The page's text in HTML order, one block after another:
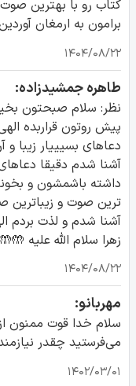
کتاب رو با بهترین صوت
برامون به ارمغان
۱۴۰۴/۰۸/۲۲
طاهره جمشیدزاده:
نظر: سلام صبحتون
پیش روتون قراربده
دعاهای بسیییار زیبا
آشنا شدم دقیقا
داشته باشمشون و
ترین صوت و زیباترین
آشنا شدم و لذت بردم
زهرا سلام الله علیه
۱۴۰۴/۰۸/۲۲
مهربانو:
سلام خدا قوت ممنون
می‌فرستید چقدر
۱۴۰۲/۰۳/۰۱